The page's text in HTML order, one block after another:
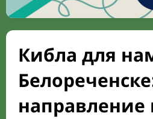
Кибла для
направление